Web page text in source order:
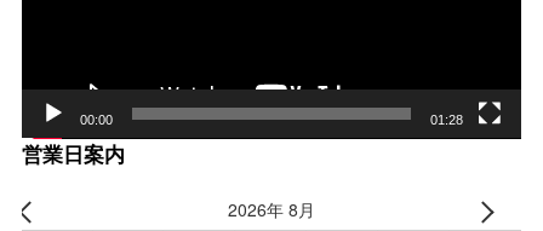
00:00 01:28
営業日案内
2026年 8月